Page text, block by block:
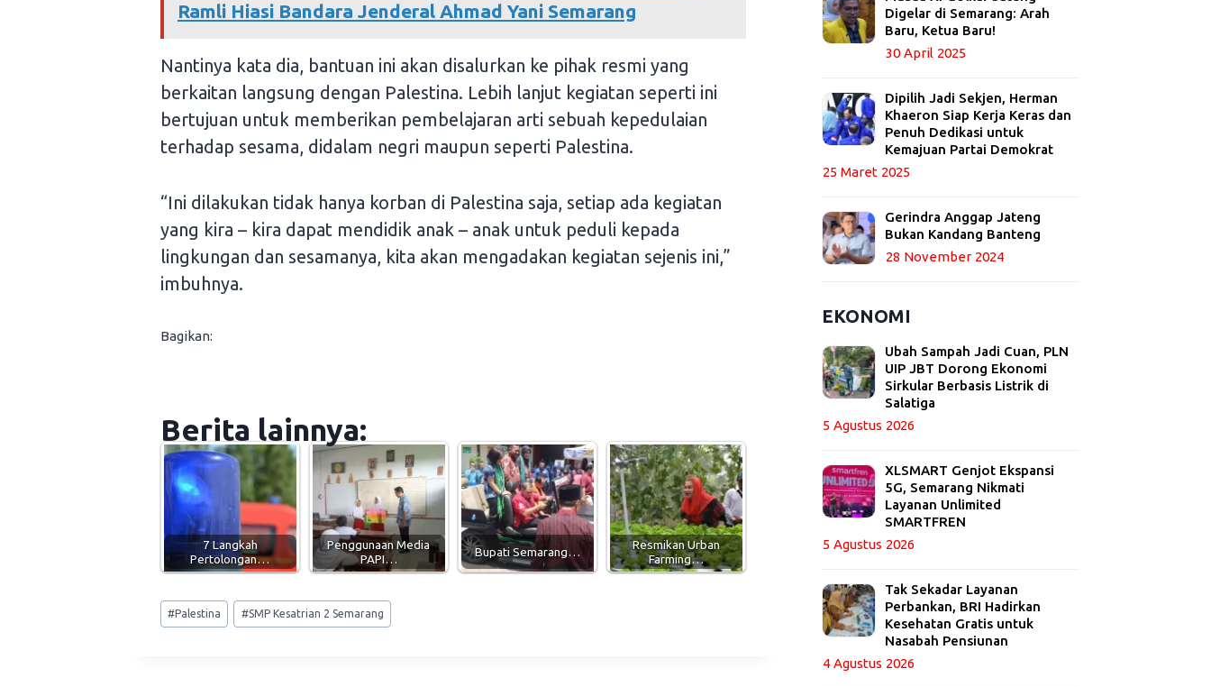
Ramli Hiasi Bandara Jenderal Ahmad Yani Semarang
Nantinya kata dia, bantuan ini akan disalurkan ke pihak resmi yang
berkaitan langsung dengan Palestina. Lebih lanjut kegiatan seperti ini
bertujuan untuk memberikan pembelajaran arti sebuah kepedulaian
terhadap sesama, didalam negri maupun seperti Palestina.
“Ini dilakukan tidak hanya korban di Palestina saja, setiap ada kegiatan
yang kira – kira dapat mendidik anak – anak untuk peduli kepada
lingkungan dan sesamanya, kita akan mengadakan kegiatan sejenis ini,”
imbuhnya.
Bagikan:
Berita lainnya:
7 Langkah
Pertolongan…
Penggunaan Media
PAPI…
Bupati Semarang…
Resmikan Urban
Farming…
Post
Tags:
#Palestina #SMP Kesatrian 2 Semarang
Digelar di Semarang: Arah
Baru, Ketua Baru!
30 April 2025
Dipilih Jadi Sekjen, Herman
Khaeron Siap Kerja Keras dan
Penuh Dedikasi untuk
Kemajuan Partai Demokrat
25 Maret 2025
Gerindra Anggap Jateng
Bukan Kandang Banteng
28 November 2024
EKONOMI
Ubah Sampah Jadi Cuan, PLN
UIP JBT Dorong Ekonomi
Sirkular Berbasis Listrik di
Salatiga
5 Agustus 2026
XLSMART Genjot Ekspansi
5G, Semarang Nikmati
Layanan Unlimited
SMARTFREN
5 Agustus 2026
Tak Sekadar Layanan
Perbankan, BRI Hadirkan
Kesehatan Gratis untuk
Nasabah Pensiunan
4 Agustus 2026